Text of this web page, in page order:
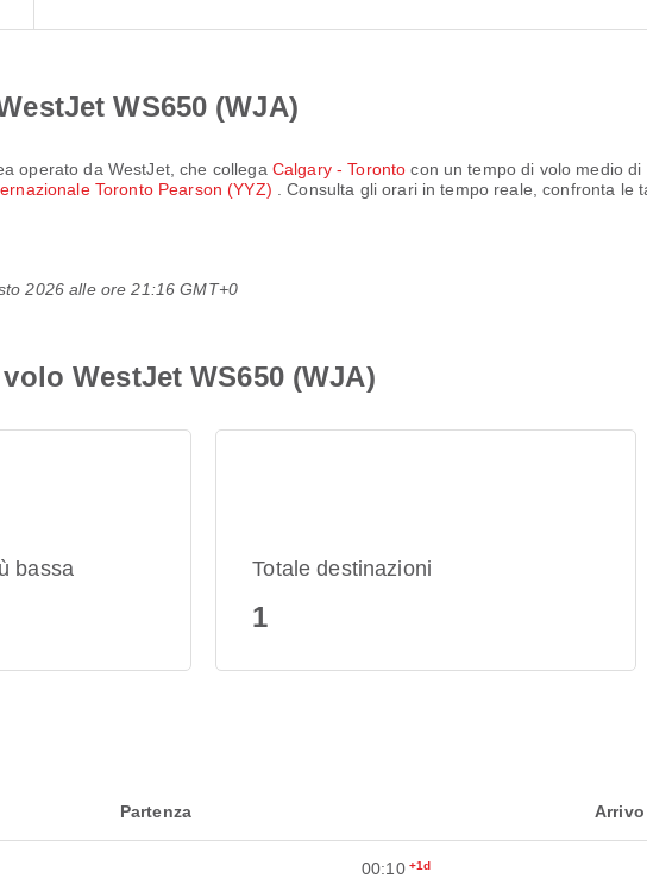
WS650 (WJA)
operato da WestJet, che collega Calgary - Toronto con un tempo di volo medio di
Toronto Pearson (YYZ)
. Consulta gli orari in tempo reale, confronta
2026 alle ore 21:16 GMT+0
WestJet WS650 (WJA)
bassa Totale destinazioni
1
Partenza Arrivo
00:10 +1d